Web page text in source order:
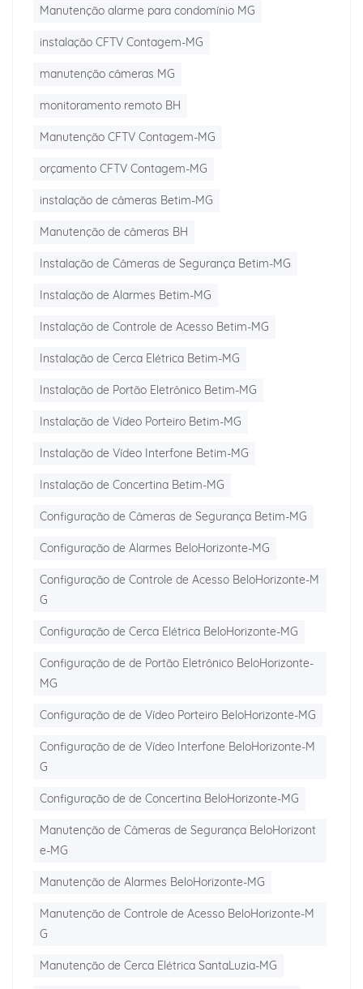
Manutenção alarme para condomínio MG
instalação CFTV Contagem-MG
manutenção câmeras MG
monitoramento remoto BH
Manutenção CFTV Contagem-MG
orçamento CFTV Contagem-MG
instalação de câmeras Betim-MG
Manutenção de câmeras BH
Instalação de Câmeras de Segurança Betim-MG
Instalação de Alarmes Betim-MG
Instalação de Controle de Acesso Betim-MG
Instalação de Cerca Elétrica Betim-MG
Instalação de Portão Eletrônico Betim-MG
Instalação de Vídeo Porteiro Betim-MG
Instalação de Vídeo Interfone Betim-MG
Instalação de Concertina Betim-MG
Configuração de Câmeras de Segurança Betim-MG
Configuração de Alarmes BeloHorizonte-MG
Configuração de Controle de Acesso BeloHorizonte-M
G
Configuração de Cerca Elétrica BeloHorizonte-MG
Configuração de de Portão Eletrônico BeloHorizonte-
MG
Configuração de de Vídeo Porteiro BeloHorizonte-MG
Configuração de de Vídeo Interfone BeloHorizonte-M
G
Configuração de de Concertina BeloHorizonte-MG
Manutenção de Câmeras de Segurança BeloHorizont
e-MG
Manutenção de Alarmes BeloHorizonte-MG
Manutenção de Controle de Acesso BeloHorizonte-M
G
Manutenção de Cerca Elétrica SantaLuzia-MG